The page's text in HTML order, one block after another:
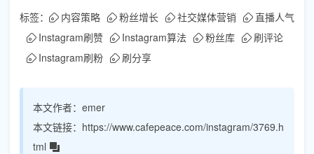
标签： 内容策略 粉丝增长 社交媒体营销
直播人气
Instagram刷赞
Instagram算法 粉丝库
刷评论
Instagram刷粉
刷分享
本文作者： emer
本文链接： https://www.cafepeace.com/instagram/3769.h
tml